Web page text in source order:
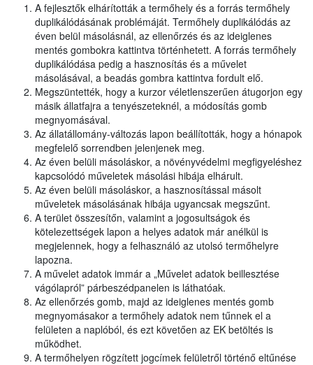
A fejlesztők elhárították a termőhely és a forrás termőhely
duplikálódásának problémáját. Termőhely duplikálódás az
éven belül másolásnál, az ellenőrzés és az ideiglenes
mentés gombokra kattintva történhetett. A forrás termőhely
duplikálódása pedig a hasznosítás és a művelet
másolásával, a beadás gombra kattintva fordult elő.
Megszüntették, hogy a kurzor véletlenszerűen átugorjon egy
másik állatfajra a tenyészeteknél, a módosítás gomb
megnyomásával.
Az állatállomány-változás lapon beállították, hogy a hónapok
megfelelő sorrendben jelenjenek meg.
Az éven belüli másoláskor, a növényvédelmi megfigyeléshez
kapcsolódó műveletek másolási hibája elhárult.
Az éven belüli másoláskor, a hasznosítással másolt
műveletek másolásának hibája ugyancsak megszűnt.
A terület összesítőn, valamint a jogosultságok és
kötelezettségek lapon a helyes adatok már anélkül is
megjelennek, hogy a felhasználó az utolsó termőhelyre
lapozna.
A művelet adatok immár a „Művelet adatok beillesztése
vágólapról” párbeszédpanelen is láthatóak.
Az ellenőrzés gomb, majd az ideiglenes mentés gomb
megnyomásakor a termőhely adatok nem tűnnek el a
felületen a naplóból, és ezt követően az EK betöltés is
működhet.
A termőhelyen rögzített jogcímek felületről történő eltűnése